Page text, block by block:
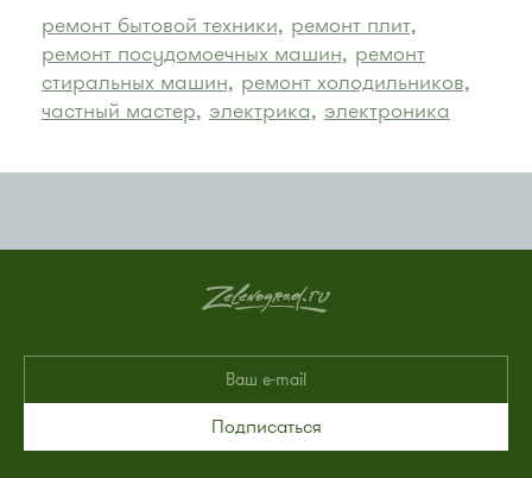
ремонт бытовой техники, ремонт плит,
ремонт посудомоечных машин, ремонт
стиральных машин, ремонт холодильников,
частный мастер, электрика, электроника
Подписаться